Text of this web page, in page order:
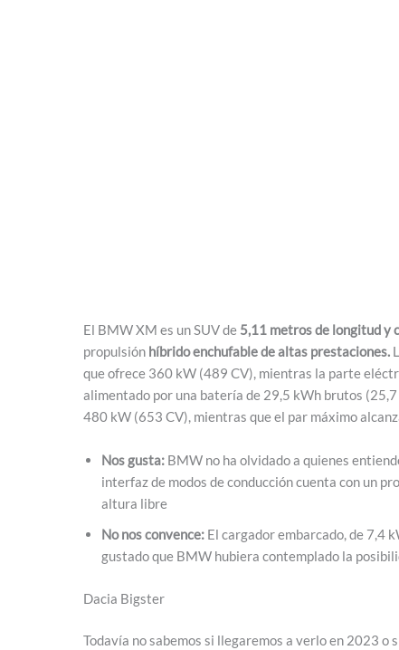
El BMW XM es un SUV de 5,11 metros de longitud y
propulsión híbrido enchufable de altas prestaciones.
que ofrece 360 kW (489 CV), mientras la parte
alimentado por una batería de 29,5 kWh brutos
480 kW (653 CV), mientras que el par máximo
Nos gusta: BMW no ha olvidado a quienes
interfaz de modos de conducción cuenta con un
altura libre
No nos convence: El cargador embarcado, de 7,4
gustado que BMW hubiera contemplado la
Dacia Bigster
Todavía no sabemos si llegaremos a verlo en 2023 o